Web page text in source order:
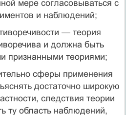
мере согласовываться с
и наблюдений;
— теория
и должна быть
признанными теориями;
сферы применения
достаточно широкую
следствия теории
ту область наблюдений,